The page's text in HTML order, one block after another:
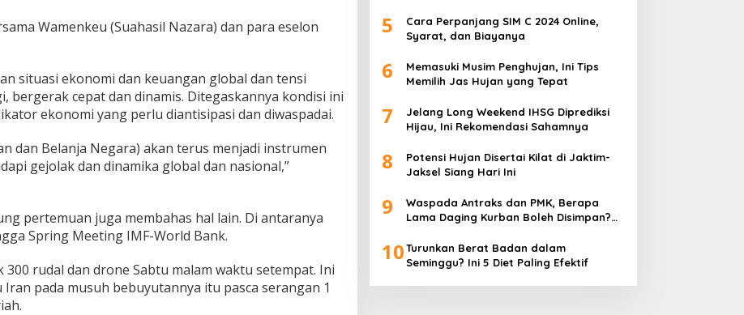
Wamenkeu (Suahasil Nazara) dan para eselon
situasi ekonomi dan keuangan global dan tensi
bergerak cepat dan dinamis. Ditegaskannya kondisi ini
ekonomi yang perlu diantisipasi dan diwaspadai.
dan Belanja Negara) akan terus menjadi instrumen
gejolak dan dinamika global dan nasional,”
pertemuan juga membahas hal lain. Di antaranya
Spring Meeting IMF-World Bank.
300 rudal dan drone Sabtu malam waktu setempat. Ini
pada musuh bebuyutannya itu pasca serangan 1
5
Cara Perpanjang SIM C 2024 Online,
Syarat, dan Biayanya
6
Memasuki Musim Penghujan, Ini Tips
Memilih Jas Hujan yang Tepat
7
Jelang Long Weekend IHSG Diprediksi
Hijau, Ini Rekomendasi Sahamnya
8
Potensi Hujan Disertai Kilat di Jaktim-
Jaksel Siang Hari Ini
9
Waspada Antraks dan PMK, Berapa
Lama Daging Kurban Boleh Disimpan?
10Turunkan Berat Badan dalam
Seminggu? Ini 5 Diet Paling Efektif